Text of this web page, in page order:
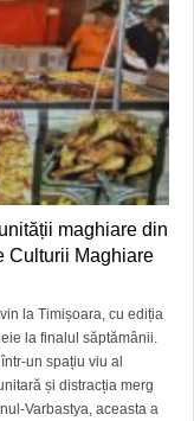
maghiare din
Culturii Maghiare
la Timișoara, cu ediția
la finalul săptămânii.
un spațiu viu al
și distracția merg
Varbastya, aceasta a